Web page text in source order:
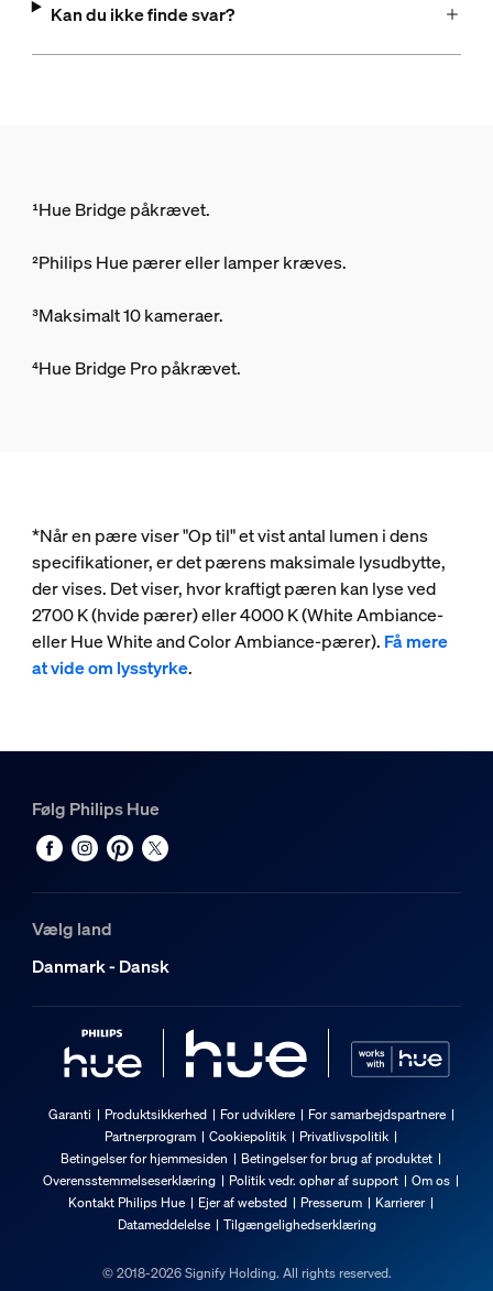
Kan du ikke finde svar?
¹Hue Bridge påkrævet.
²Philips Hue pærer eller lamper kræves.
³Maksimalt 10 kameraer.
⁴Hue Bridge Pro påkrævet.
*Når en pære viser "Op til" et vist antal lumen i dens
specifikationer, er det pærens maksimale lysudbytte,
der vises. Det viser, hvor kraftigt pæren kan lyse ved
2700 K (hvide pærer) eller 4000 K (White Ambiance-
eller Hue White and Color Ambiance-pærer). Få mere
at vide om lysstyrke.
Følg Philips Hue
Vælg land
Danmark - Dansk
Garanti Produktsikkerhed For udviklere
For samarbejdspartnere
Partnerprogram
Cookiepolitik
Privatlivspolitik
Betingelser for hjemmesiden
Betingelser for brug af produktet
Overensstemmelseserklæring
Politik vedr. ophør af support
Om os
Kontakt Philips Hue
Ejer af websted Presserum
Karrierer
Datameddelelse
Tilgængelighedserklæring
© 2018-2026 Signify Holding. All rights reserved.